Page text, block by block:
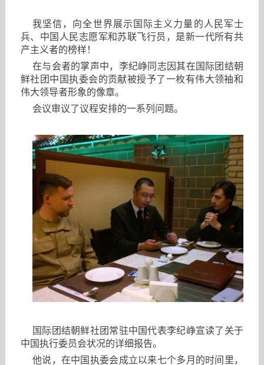
我坚信，向全世界展示国际主义力量的人民军士
兵、中国人民志愿军和苏联飞行员，是新一代所有共
产主义者的榜样！
在与会者的掌声中，李纪峥同志因其在国际团结朝
鲜社团中国执委会的贡献被授予了一枚有伟大领袖和
伟大领导者形象的像章。
会议审议了议程安排的一系列问题。
国际团结朝鲜社团常驻中国代表李纪峥宣读了关于
中国执行委员会状况的详细报告。
他说，在中国执委会成立以来七个多月的时间里，